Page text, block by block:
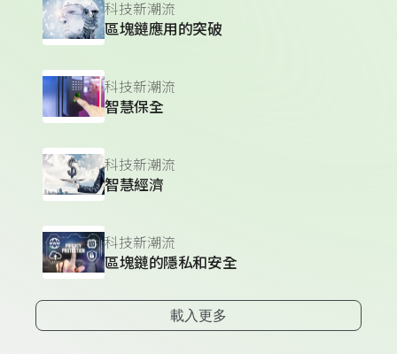
科技新潮流
區塊鏈應用的突破
科技新潮流
智慧保全
科技新潮流
智慧經濟
科技新潮流
區塊鏈的隱私和安全
載入更多